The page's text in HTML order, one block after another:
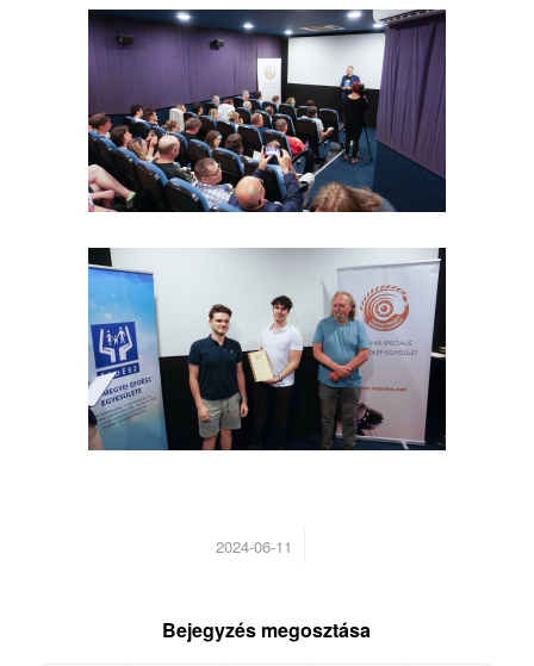
2024-06-11
/
Bejegyzés megosztása